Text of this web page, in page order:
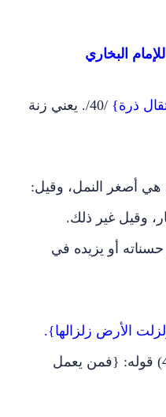
البخاري
ذرة}
/40/. يعني زنة
هي أصغر النمل، وقيل:
وقيل غير ذلك.
أو يزيده في
الأرض زلزالها}.
(الزلزلة).في الحديث رقم(451) قوله: {فمن يعمل